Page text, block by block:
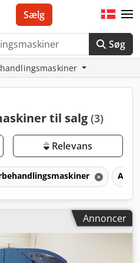
Søg
Sælg
til salg (3)
Relevans
Annoncer